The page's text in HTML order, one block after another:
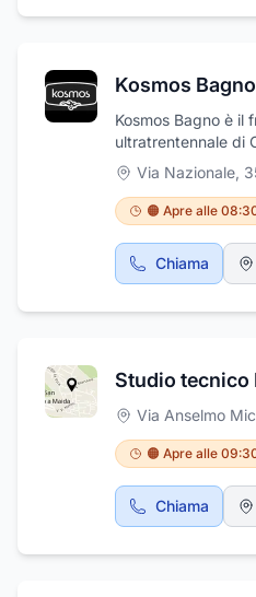
Kosmos Bagno
Kosmos Bagno è il
ultratrentennale di
palcoscenico
altissima qualità.
sono la chiave del
permea ogni
Mettiamo al centro
funzionalità dei
basandoci su oltre
ufficio Ricerca &
sempre al passo
mercato.
Via Nazionale,
🟠 Apre alle
Chiama
Via Anselmo
🟠 Apre alle
Chiama